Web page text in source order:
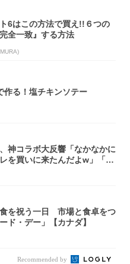
6はこの方法で買え!!６つの
全一致』する方法
作る！塩チキンソテー
神コラボ大反響「なかなかに
を買いに来たんだよw」「３
を祝う一日 市場と食卓をつ
ド・デー」【カナダ】
Recommended by